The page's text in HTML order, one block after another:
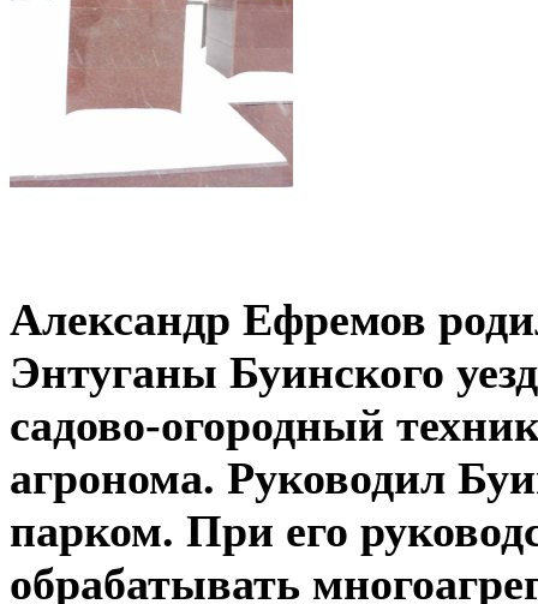
Александр Ефремов
Энтуганы Буинского
садово-огородный
агронома. Руководил
парком. При его
обрабатывать